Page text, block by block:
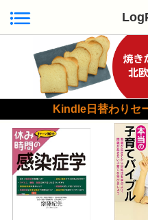
Kindle日替わりセ